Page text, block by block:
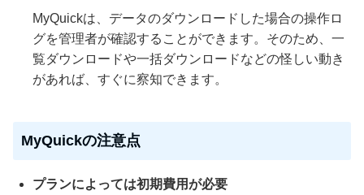
MyQuickは、データのダウンロードした場合の操作ロ
グを管理者が確認することができます。そのため、一
覧ダウンロードや一括ダウンロードなどの怪しい動き
があれば、すぐに察知できます。
MyQuickの注意点
プランによっては初期費用が必要